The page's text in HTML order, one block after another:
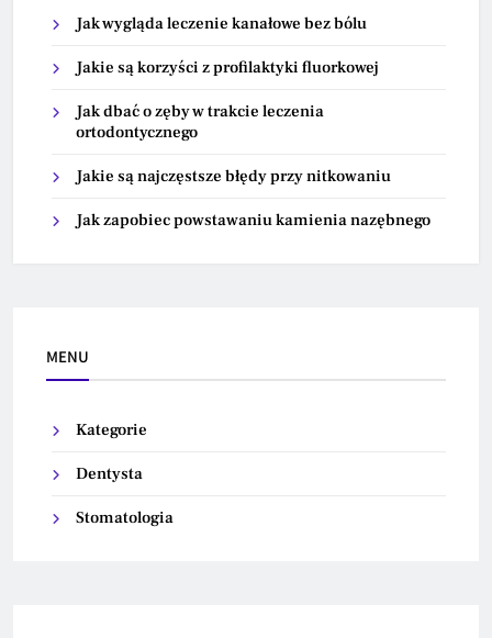
Jak wygląda leczenie kanałowe bez bólu
Jakie są korzyści z profilaktyki fluorkowej
Jak dbać o zęby w trakcie leczenia
ortodontycznego
Jakie są najczęstsze błędy przy nitkowaniu
Jak zapobiec powstawaniu kamienia nazębnego
MENU
Kategorie
Dentysta
Stomatologia